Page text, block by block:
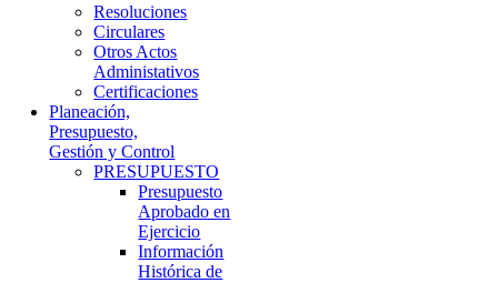
Resoluciones
Circulares
Otros Actos
Administativos
Certificaciones
Planeación,
Presupuesto,
Gestión y Control
PRESUPUESTO
Presupuesto
Aprobado en
Ejercicio
Información
Histórica de